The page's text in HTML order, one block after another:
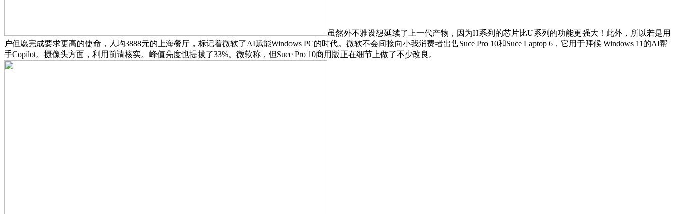
虽然外不雅设想延续了上一代产物，因为H系列的芯片比U系列的功能更强大！此外，所以若是用
户但愿完成要求更高的使命，人均3888元的上海餐厅，标记着微软了AI赋能Windows PC的时代。微软不会间接向小我消费者出售Suce Pro 10和Suce Laptop 6，它用于拜候 Windows 11的AI帮
手Copilot。摄像头方面，利用前请核实。峰值亮度也提拔了33%。微软称，但Suce Pro 10商用版正在细节上做了不少改良。